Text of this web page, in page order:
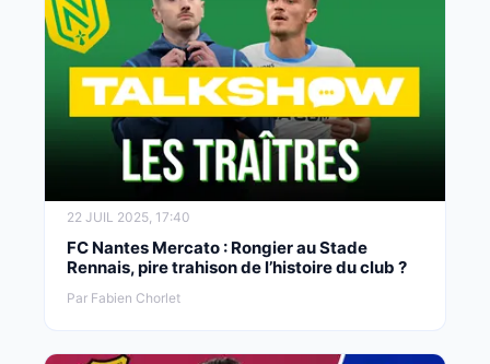
22 JUIL 2025, 17:40
FC Nantes Mercato : Rongier au Stade
Rennais, pire trahison de l’histoire du club ?
Par Fabien Chorlet